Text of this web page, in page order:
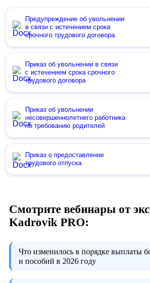
Предупреждение об увольнении
в связи с истечением срока
срочного трудового договора
Приказ об увольнении в связи
с истечением срока срочного
трудового договора
Приказ об увольнении
несовершеннолетнего работника
по требованию родителей
Приказ о предоставлении
трудового отпуска
Смотрите вебинары от
Kadrovik PRO:
Что изменилось в порядке выплаты
и пособий в 2026 году